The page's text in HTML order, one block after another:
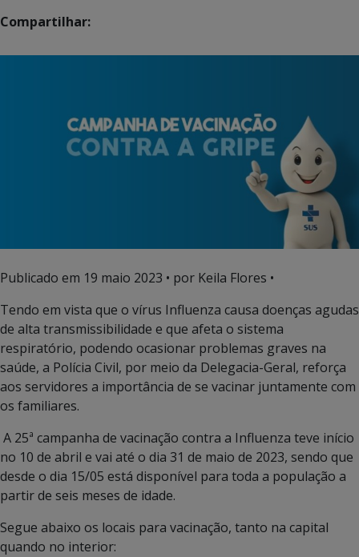
Compartilhar:
Publicado em 19 maio 2023 • por Keila Flores •
Tendo em vista que o vírus Influenza causa doenças agudas
de alta transmissibilidade e que afeta o sistema
respiratório, podendo ocasionar problemas graves na
saúde, a Polícia Civil, por meio da Delegacia-Geral, reforça
aos servidores a importância de se vacinar juntamente com
os familiares.
A 25ª campanha de vacinação contra a Influenza teve início
no 10 de abril e vai até o dia 31 de maio de 2023, sendo que
desde o dia 15/05 está disponível para toda a população a
partir de seis meses de idade.
Segue abaixo os locais para vacinação, tanto na capital
quando no interior: